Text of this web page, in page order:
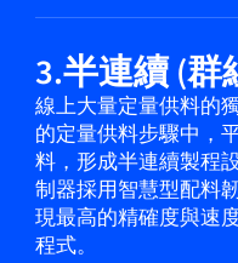
3.半連續 (群
線上大量定量供料的
的定量供料步驟中，
料，形成半連續製程
制器採用智慧型配料
現最高的精確度與速
程式。